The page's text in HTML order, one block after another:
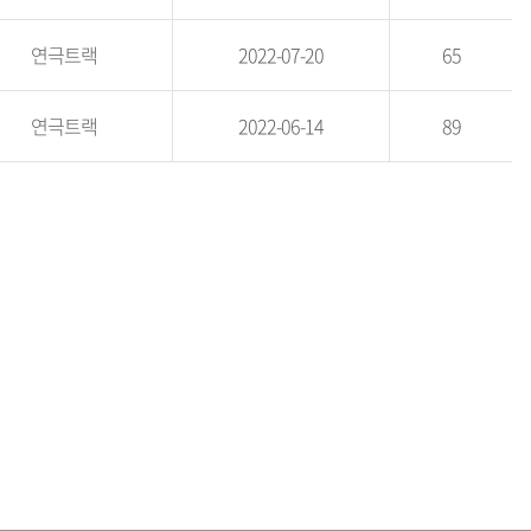
연극트랙 2022-07-20 65
연극트랙 2022-06-14 89